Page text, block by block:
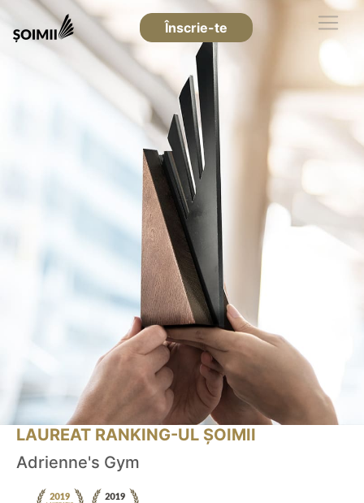
Înscrie-te
LAUREAT RANKING-UL ȘOIMII
Adrienne's Gym